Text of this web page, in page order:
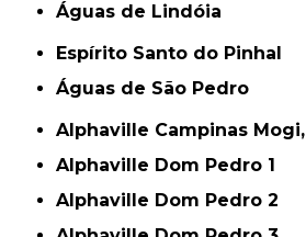
Águas de Lindóia
Espírito Santo do Pinhal
Águas de São Pedro
Alphaville Campinas Mogi,
Alphaville Dom Pedro 1
Alphaville Dom Pedro 2